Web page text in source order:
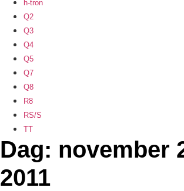
h-tron
Q2
Q3
Q4
Q5
Q7
Q8
R8
RS/S
TT
Dag: november
2011